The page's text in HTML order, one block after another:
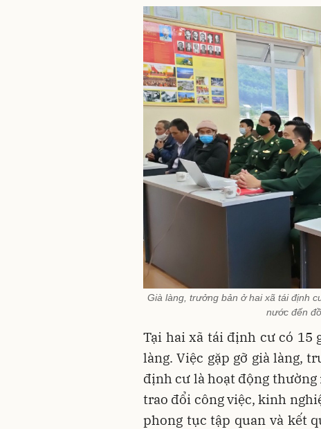
Già làng, trưởng bản ở hai xã tái định
nước đến
Tại hai xã tái định cư có 15
làng. Việc gặp gỡ già làng,
định cư là hoạt động thường
trao đổi công việc, kinh
phong tục tập quan và kết